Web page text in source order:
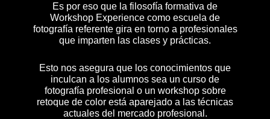
Es por eso que la filosofía formativa de
Workshop Experience como escuela de
fotografía referente gira en torno a profesionales
que imparten las clases y prácticas.
Esto nos asegura que los conocimientos que
inculcan a los alumnos sea un curso de
fotografía profesional o un workshop sobre
retoque de color está aparejado a las técnicas
actuales del mercado profesional.